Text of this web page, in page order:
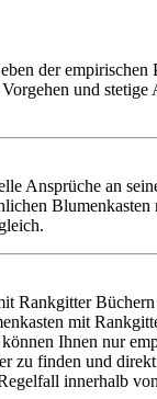
der
und
Ansprüche an
mit
Ihnen nur
finden und
innerhalb